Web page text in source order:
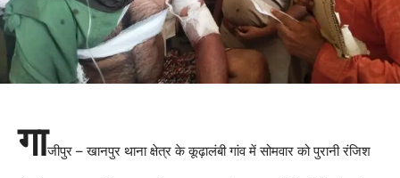
गाजीपुर – खानपुर थाना क्षेत्र के कूढ़ालंबी गांव में सोमवार को पुरानी रंजिश